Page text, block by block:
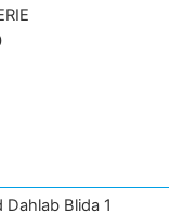
Blida 1